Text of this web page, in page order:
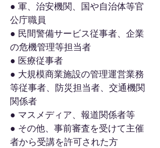
● 軍、治安機関、国や自治体等官
公庁職員
● 民間警備サービス従事者、企業
の危機管理等担当者
● 医療従事者
● ​​大規模商業施設の管理運営業務
等従事者、防災担当者、交通機関
関係者
● マスメディア、報道関係者等
● その他、事前審査を受けて主催
者から受講を許可された方